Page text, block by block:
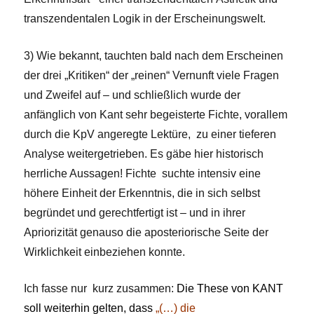
transzendentalen Logik in der Erscheinungswelt.
3) Wie bekannt, tauchten bald nach dem Erscheinen
der drei „Kritiken“ der „reinen“ Vernunft viele Fragen
und Zweifel auf – und schließlich wurde der
anfänglich von Kant sehr begeisterte Fichte, vorallem
durch die KpV angeregte Lektüre, zu einer tieferen
Analyse weitergetrieben. Es gäbe hier historisch
herrliche Aussagen! Fichte suchte intensiv eine
höhere Einheit der Erkenntnis, die in sich selbst
begründet und gerechtfertigt ist – und in ihrer
Apriorizität genauso die aposteriorische Seite der
Wirklichkeit einbeziehen konnte.
Ich fasse nur kurz zusammen: Die These von KANT
soll weiterhin gelten, dass„(…) die